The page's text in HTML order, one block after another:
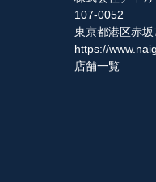
107-0052
東京都港区赤
https://
店舗一覧